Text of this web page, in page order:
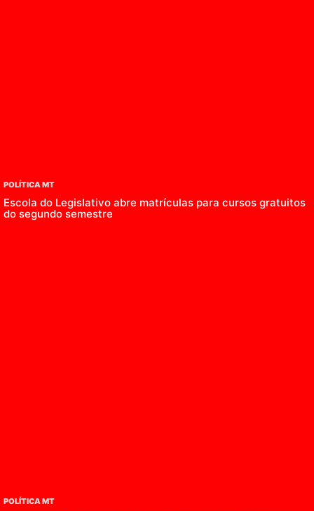
POLÍTICA MT
Escola do Legislativo abre matrículas para cursos gratuitos
do segundo semestre
POLÍTICA MT